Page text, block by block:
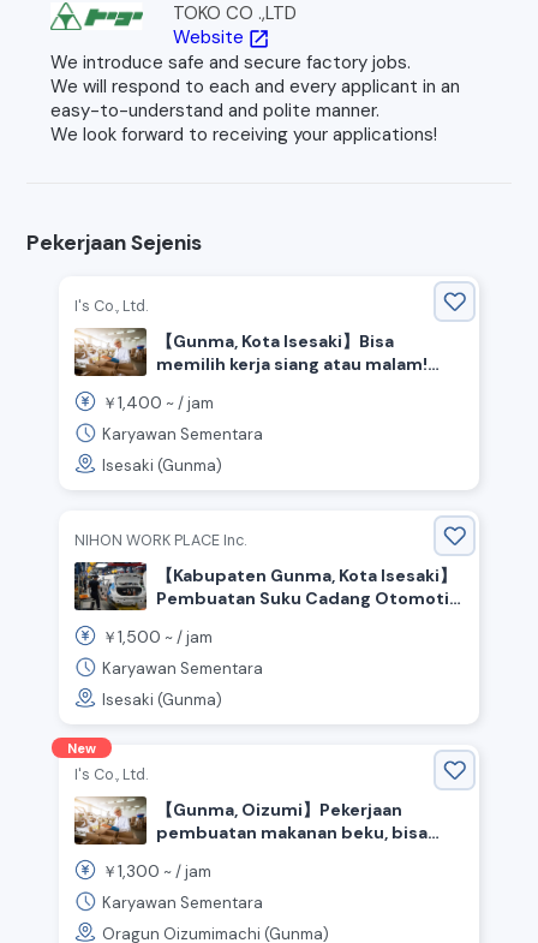
TOKO CO .,LTD
Website open_in_new
We introduce safe and secure factory jobs.
We will respond to each and every applicant in an
easy-to-understand and polite manner.
We look forward to receiving your applications!
Pekerjaan Sejenis
I's Co., Ltd.
【Gunma, Kota Isesaki】Bisa
memilih kerja siang atau malam!
Jepang yang sulit! Dibutuhkan staf
produksi lini daging!
￥1,400 ~ /jam
Karyawan Sementara
Isesaki (Gunma)
NIHON WORK PLACE Inc.
【Kabupaten Gunma, Kota Isesaki】
Pembuatan Suku Cadang Otomotif
Bergiliran
￥1,500 ~ /jam
Karyawan Sementara
Isesaki (Gunma)
New
I's Co., Ltd.
【Gunma, Oizumi】Pekerjaan
pembuatan makanan beku, bisa
￥1,300 ~ /jam
Karyawan Sementara
Oragun Oizumimachi (Gunma)